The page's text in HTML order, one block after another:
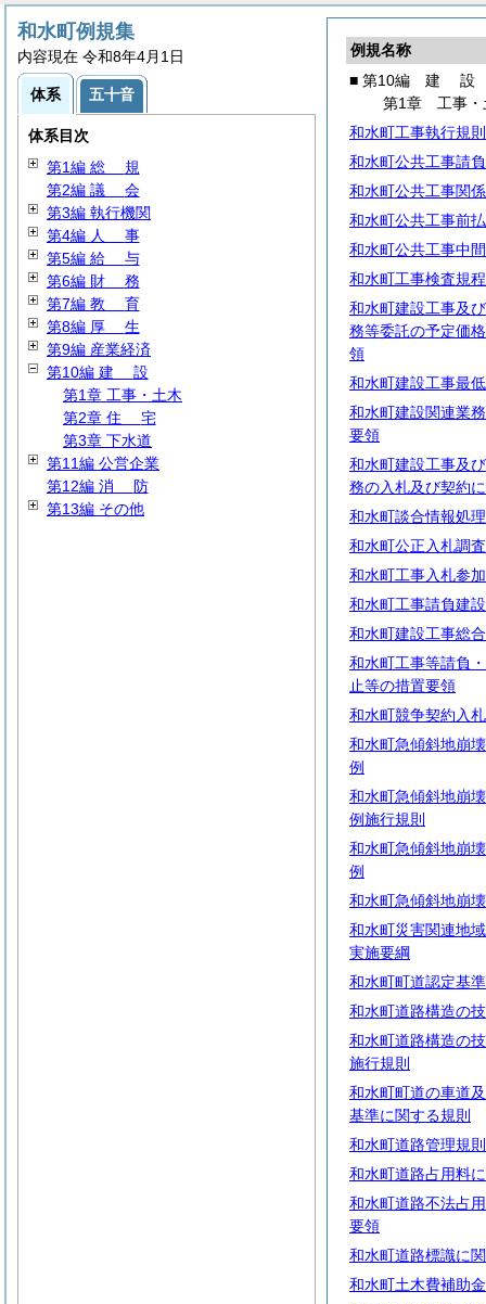
例規名称
■ 第10編 建 設
第1章 工事・
和水町工事執行規則
和水町公共工事請
和水町公共工事関
和水町公共工事前
和水町公共工事中
和水町工事検査規程
和水町建設工事及
務等委託の予定価
領
和水町建設工事最
和水町建設関連業
要領
和水町建設工事及
務の入札及び契約
和水町談合情報処
和水町公正入札調
和水町工事入札参
和水町工事請負建
和水町建設工事総
和水町工事等請負
止等の措置要領
和水町競争契約入
和水町急傾斜地崩
例
和水町急傾斜地崩
例施行規則
和水町急傾斜地崩
例
和水町急傾斜地崩
和水町災害関連地
実施要綱
和水町町道認定基
和水町道路構造の
和水町道路構造の
施行規則
和水町町道の車道
基準に関する規則
和水町道路管理規則
和水町道路占用料
和水町道路不法占
要領
和水町道路標識に
和水町土木費補助
和水町例規集
内容現在 令和8年4月1日
体系 五十音
体系目次
第1編 総 規
第2編 議 会
第3編 執行機関
第4編 人 事
第5編 給 与
第6編 財 務
第7編 教 育
第8編 厚 生
第9編 産業経済
第10編 建 設
第1章 工事・土木
第2章 住 宅
第3章 下水道
第11編 公営企業
第12編 消 防
第13編 その他